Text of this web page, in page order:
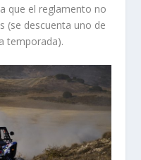
que el reglamento no
(se descuenta uno de
temporada).